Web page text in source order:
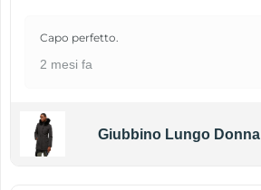
Capo perfetto.
2 mesi fa
Giubbino Lungo Donna